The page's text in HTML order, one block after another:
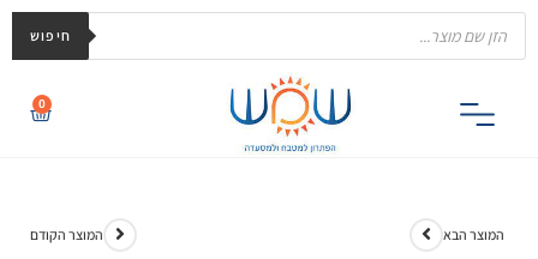
חיפוש
0
המוצר הקודם המוצר הבא